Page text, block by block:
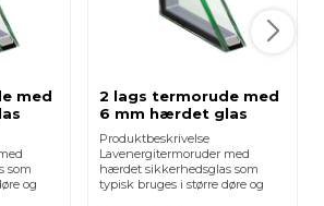
med
som
og
2 lags termorude med
6 mm hærdet glas
Produktbeskrivelse
Lavenergitermoruder med
hærdet sikkerhedsglas som
typisk bruges i større døre og